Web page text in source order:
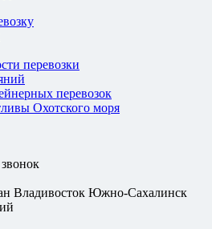
перевозки
перевозок
Охотского моря
звонок
Владивосток Южно-Сахалинск